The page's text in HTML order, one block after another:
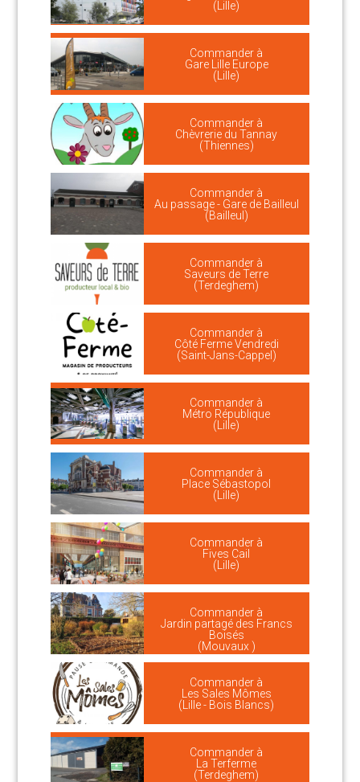
(Lille)
Commander à
Gare Lille Europe
(Lille)
Commander à
Chèvrerie du Tannay
(Thiennes)
Commander à
Au passage - Gare de Bailleul
(Bailleul)
Commander à
Saveurs de Terre
(Terdeghem)
Commander à
Côté Ferme Vendredi
(Saint-Jans-Cappel)
Commander à
Métro République
(Lille)
Commander à
Place Sébastopol
(Lille)
Commander à
Fives Cail
(Lille)
Commander à
Jardin partagé des Francs
Boisés
(Mouvaux )
Commander à
Les Sales Mômes
(Lille - Bois Blancs)
Commander à
La Terferme
(Terdeghem)